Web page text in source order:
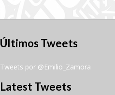
Últimos Tweets
Tweets por @Emilio_Zamora
Latest Tweets